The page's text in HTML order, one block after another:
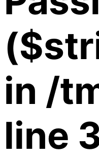
in /
line